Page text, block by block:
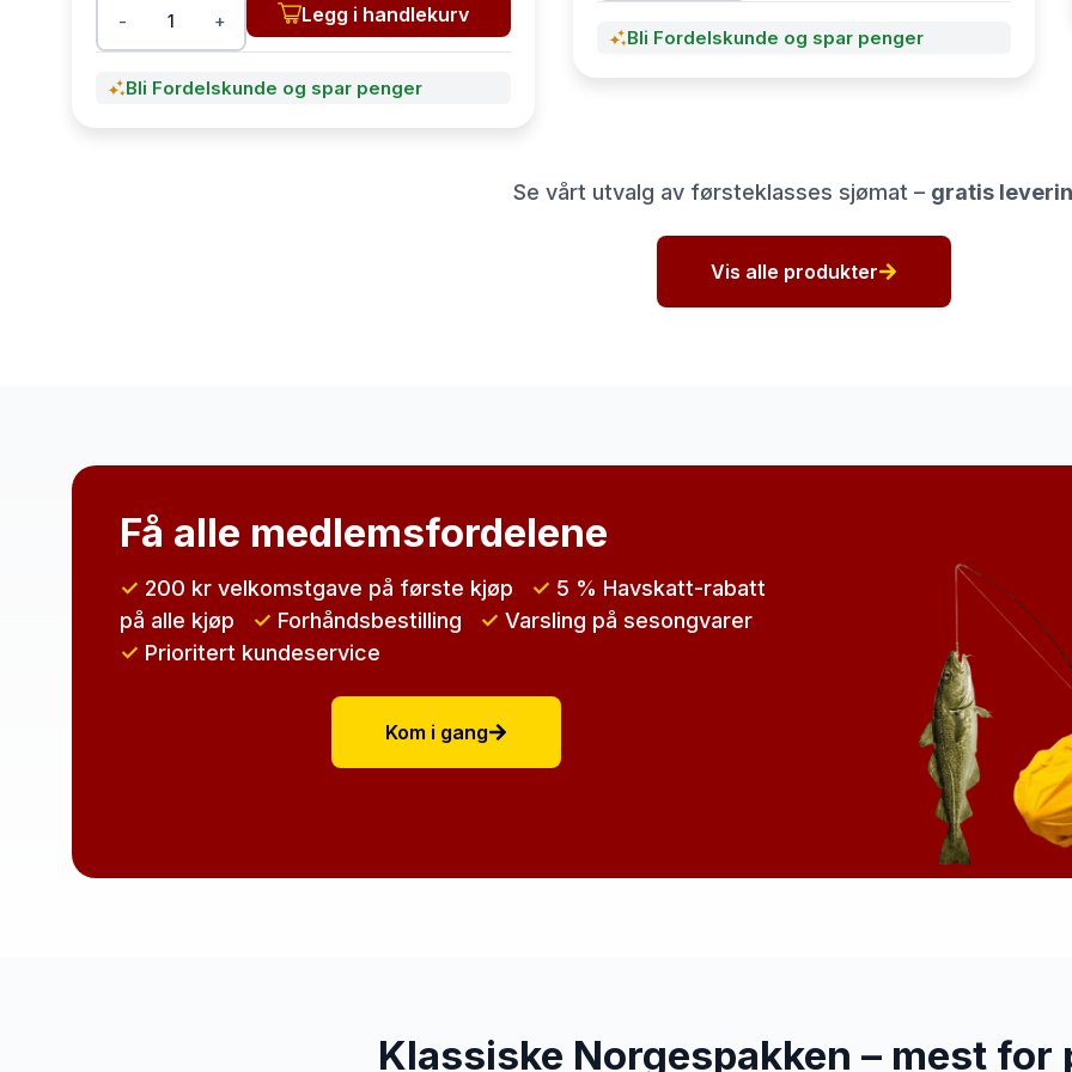
- + Legg i handlekurv
Bli Fordelskunde og spar penger
Bli Fordelskunde og spar penger
Se vårt utvalg av førsteklasses sjømat – gratis
Vis alle produkter
Få alle medlemsfordelene
✓ 200 kr velkomstgave på første kjøp ✓ 5 % Havskatt-rabatt
på alle kjøp ✓ Forhåndsbestilling ✓ Varsling på sesongvarer
✓ Prioritert kundeservice
Kom i gang
Klassiske Norgespakken – mest for